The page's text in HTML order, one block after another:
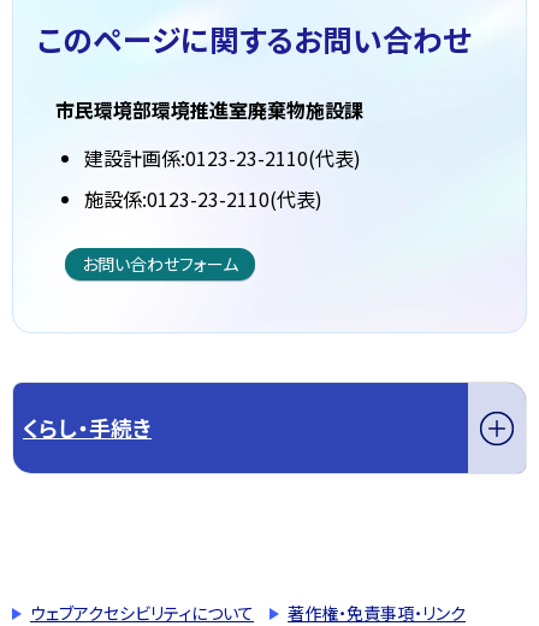
このページに関するお問い合わせ
市民環境部環境推進室廃棄物施設課
建設計画係:0123-23-2110(代表)
施設係:0123-23-2110(代表)
お問い合わせフォーム
くらし・手続き
ウェブアクセシビリティについて
著作権・免責事項・リンク